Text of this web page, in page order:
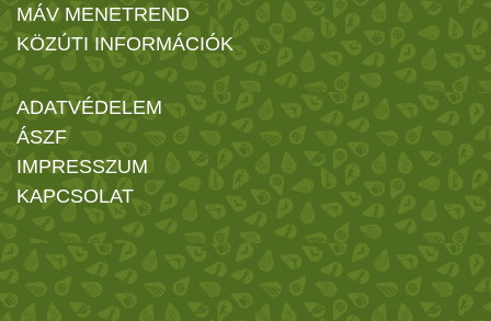
MÁV MENETREND
KÖZÚTI INFORMÁCIÓK
ADATVÉDELEM
ÁSZF
IMPRESSZUM
KAPCSOLAT